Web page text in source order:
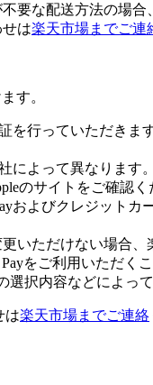
要な配送方法の場合
は楽天市場までご連
す。
を行っていただきます
によって異なります。
のサイトをご確認く
およびクレジット
いただけない場合
をご利用いただく
択内容などによっ
は楽天市場までご連絡